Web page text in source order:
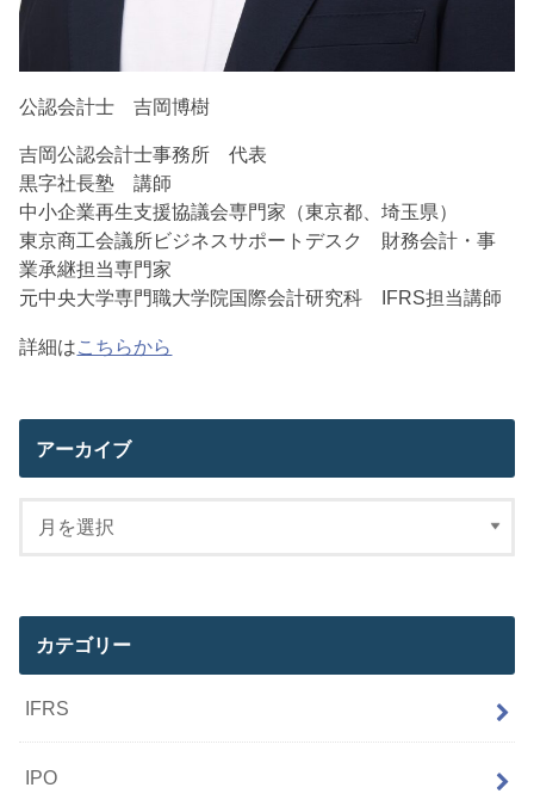
公認会計士 吉岡博樹
吉岡公認会計士事務所 代表
黒字社長塾 講師
中小企業再生支援協議会専門家（東京都、埼玉県）
東京商工会議所ビジネスサポートデスク 財務会計・事
業承継担当専門家
元中央大学専門職大学院国際会計研究科 IFRS担当講師
詳細はこちらから
アーカイブ
カテゴリー
IFRS
IPO